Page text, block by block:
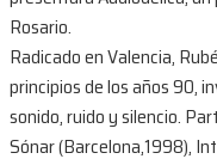
Rosario.
Radicado en Valencia,
principios de los años 90,
sonido, ruido y silencio.
Sónar (Barcelona,1998),